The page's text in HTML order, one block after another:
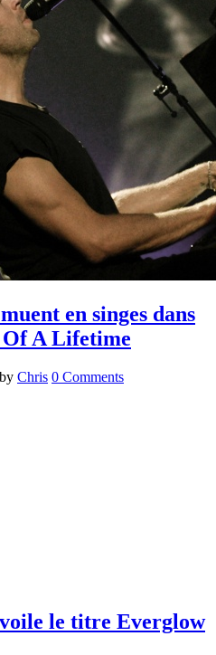
en singes dans
A Lifetime
by Chris 0 Comments
le titre Everglow